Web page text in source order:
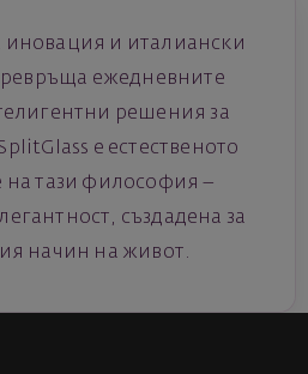
иновация и италиански
ежедневните
решения за
е естественото
тази философия –
създадена за
начин на живот.